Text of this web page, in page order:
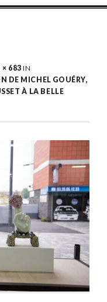
× 683 IN
DE MICHEL GOUÉRY,
À LA BELLE